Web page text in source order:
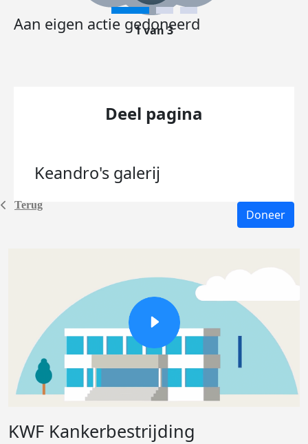
Terug
Aan eigen actie gedoneerd
1 van 3
Deel pagina
Keandro's galerij
Doneer
KWF Kankerbestrijding